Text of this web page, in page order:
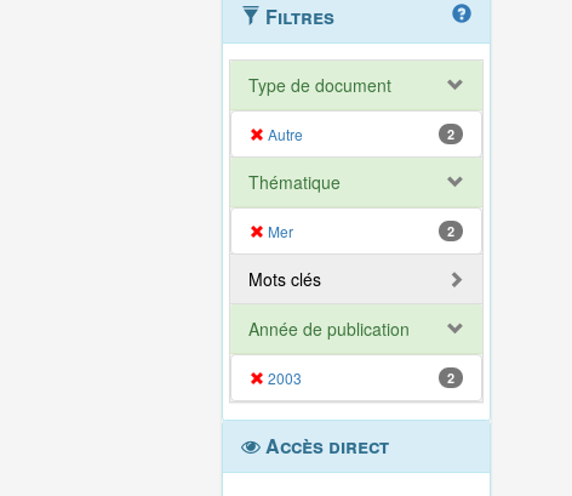
Filtres
Type de document
Autre 2
Thématique
Mer 2
Mots clés
Année de publication
2003 2
Accès direct